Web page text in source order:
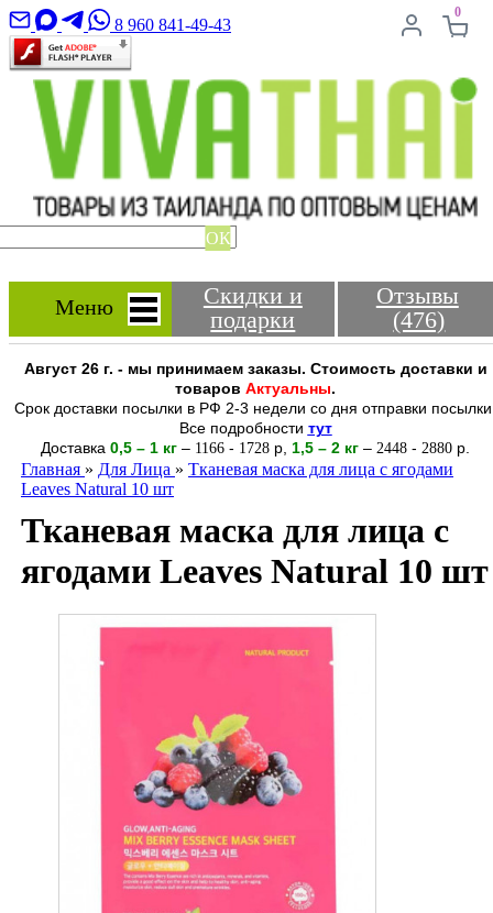
8 960 841-49-43
0
ОК
Меню
Скидки и
подарки
Отзывы
(476)
Август 26 г. - мы принимаем заказы. Стоимость доставки и
товаров Актуальны.
Срок доставки посылки в РФ 2-3 недели со дня отправки
Все подробности тут
Доставка 0,5 – 1 кг – 1166 - 1728 р 1,5 – 2 кг – 2448 - 2880 р.
Главная » Для Лица » Тканевая маска для лица с ягодами
Leaves Natural 10 шт
Тканевая маска для лица с
ягодами Leaves Natural 10 шт